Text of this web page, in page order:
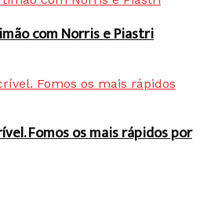
com Norris e Piastri
Fomos os mais rápidos por